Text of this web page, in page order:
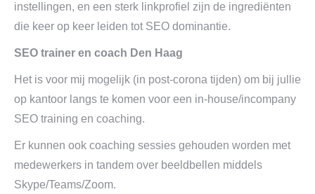
instellingen, en een sterk linkprofiel zijn de ingrediënten
die keer op keer leiden tot SEO dominantie.
SEO trainer en coach Den Haag
Het is voor mij mogelijk (in post-corona tijden) om bij jullie
op kantoor langs te komen voor een in-house/incompany
SEO training en coaching.
Er kunnen ook coaching sessies gehouden worden met
medewerkers in tandem over beeldbellen middels
Skype/Teams/Zoom.